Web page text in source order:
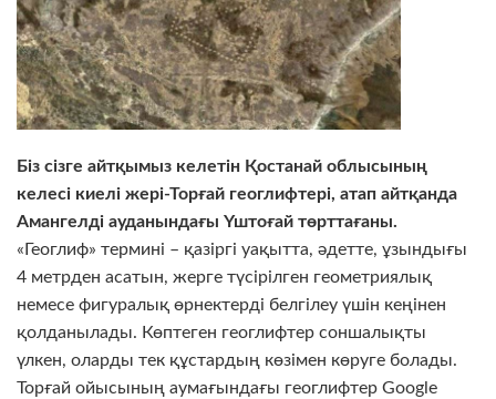
Біз сізге айтқымыз келетін Қостанай облысының
келесі киелі жері-Торғай геоглифтері, атап айтқанда
Амангелді ауданындағы Үштоғай төрттағаны.
«Геоглиф» термині – қазіргі уақытта, әдетте, ұзындығы
4 метрден асатын, жерге түсірілген геометриялық
немесе фигуралық өрнектерді белгілеу үшін кеңінен
қолданылады. Көптеген геоглифтер соншалықты
үлкен, оларды тек құстардың көзімен көруге болады.
Торғай ойысының аумағындағы геоглифтер Google